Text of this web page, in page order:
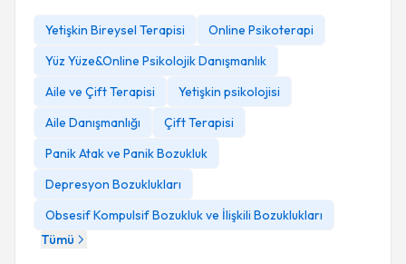
Yetişkin Bireysel Terapisi
Online Psikoterapi
Yüz Yüze&Online Psikolojik Danışmanlık
Aile ve Çift Terapisi
Yetişkin psikolojisi
Aile Danışmanlığı
Çift Terapisi
Panik Atak ve Panik Bozukluk
Depresyon Bozuklukları
Obsesif Kompulsif Bozukluk ve İlişkili Bozuklukları
Tümü